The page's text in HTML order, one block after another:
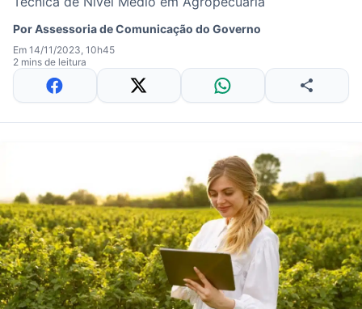
PorAssessoria de Comunicação do Governo
Em 14/11/2023, 10h45
2 mins de leitura